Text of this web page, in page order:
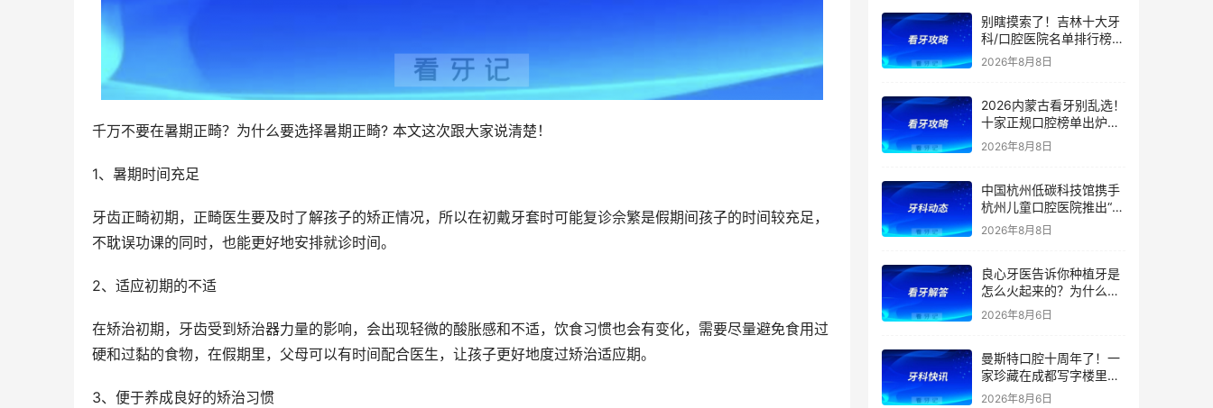
千万不要在暑期正畸？为什么要选择暑期正畸? 本文这次跟大家说清楚！
1、暑期时间充足
牙齿正畸初期，正畸医生要及时了解孩子的矫正情况，所以在初戴牙套时可能复诊佘繁是假期间孩子的时间较充足，
不耽误功课的同时，也能更好地安排就诊时间。
2、适应初期的不适
在矫治初期，牙齿受到矫治器力量的影响，会出现轻微的酸胀感和不适，饮食习惯也会有变化，需要尽量避免食用过
硬和过黏的食物，在假期里，父母可以有时间配合医生，让孩子更好地度过矫治适应期。
3、便于养成良好的矫治习惯
别瞎摸索了！吉林十大牙
科/口腔医院名单排行榜！
（多家公立私立医院上
面/种植牙价格表！
2026年8月8日
2026内蒙古看牙别乱选！
十家正规口腔榜单出炉：
公立/私立全覆盖，官方支
持（医保定点）！附：内
矫正、种植牙价格
2026年8月8日
中国杭州低碳科技馆携手
杭州儿童口腔医院推出“我
是小小牙医”职业体验课
2026年8月8日
良心牙医告诉你种植牙是
怎么火起来的？为什么替
代了假牙？
2026年8月6日
曼斯特口腔十周年了！一
家珍藏在成都写字楼里的
技术店
2026年8月6日